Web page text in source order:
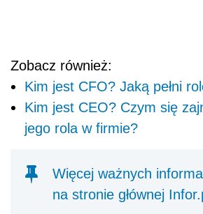
Zobacz również:
Kim jest CFO? Jaką pełni
Kim jest CEO? Czym się
jego rola w firmie?
Więcej ważnych
na stronie głównej